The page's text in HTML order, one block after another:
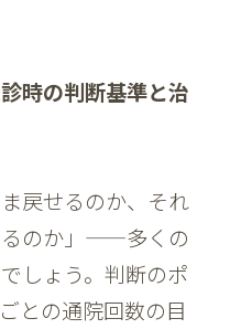
時の判断基準と治
戻せるのか、それ
るのか」——多くの
しょう。判断のポ
との通院回数の目